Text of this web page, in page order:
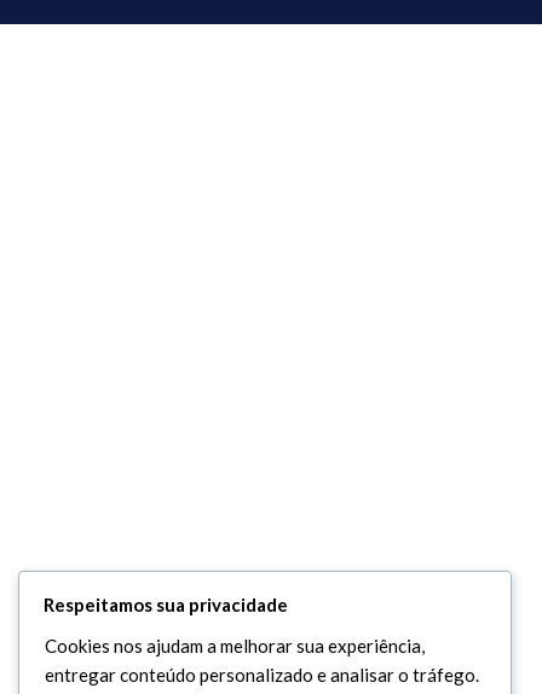
Respeitamos sua privacidade
Cookies nos ajudam a melhorar sua experiência,
entregar conteúdo personalizado e analisar o tráfego.